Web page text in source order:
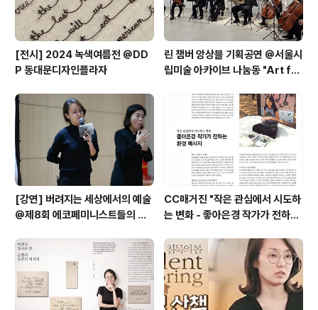
[전시] 2024 녹색여름전 @DD
P 동대문디자인플라자
린 챔버 앙상블 기획공연 @서울시
립미술 아카이브 나눔동 "Art for
의 소리와 색" 협업
[강연] 버려지는 세상에서의 예술
@제8회 에코페미니스트들의 컨
력, 빵 끈, 채소 묶은 폐철사로 작업
합니다")
CC매거진 "작은 관심에서 시도하
는 변화 - 좋아은경 작가가 전하는